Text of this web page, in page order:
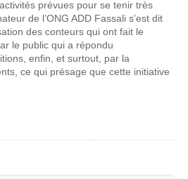
prévues pour se tenir très
de l’ONG ADD Fassali s’est dit
des conteurs qui ont fait le
le public qui a répondu
enfin, et surtout, par la
ce qui présage que cette initiative